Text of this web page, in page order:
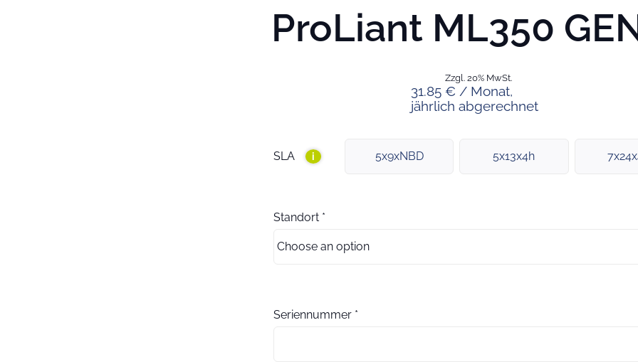
ProLiant ML350
31.85 € / Monat,
jährlich abgerechnet
Zzgl. 20% MwSt.
SLA i 5x9xNBD 5x13x4h
Standort *
Seriennummer *